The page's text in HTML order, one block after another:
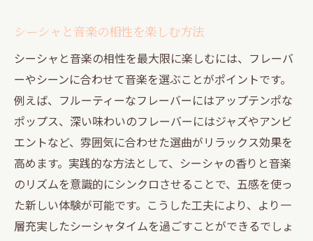
方
シーシャが盛り上がる音楽イベント体験
特別感あふれる夜におすすめのシーシャ活
用法
音楽イベントとシーシャの楽しみ方を解説
友人と共有する音楽×シーシャの夜の魅力
イベント情報を活用したシーシャ体験の極
意
友人と過ごす渋谷のシーシャリラックス術
シーシャと音楽の相性を楽しむ方法
シーシャと音楽の相性を最大限に楽しむには、フレーバ
ーやシーンに合わせて音楽を選ぶことがポイントです。
例えば、フルーティーなフレーバーにはアップテンポな
ポップス、深い味わいのフレーバーにはジャズやアンビ
エントなど、雰囲気に合わせた選曲がリラックス効果を
高めます。実践的な方法として、シーシャの香りと音楽
のリズムを意識的にシンクロさせることで、五感を使っ
た新しい体験が可能です。こうした工夫により、より一
層充実したシーシャタイムを過ごすことができるでしょ